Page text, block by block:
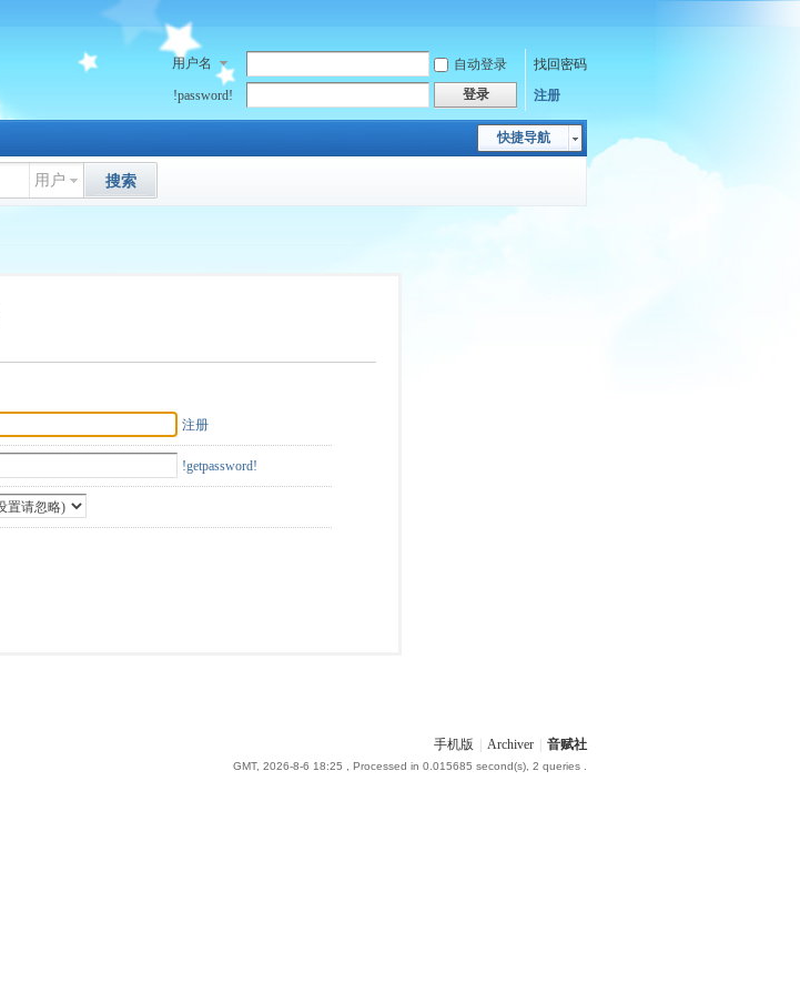
用户名 自动登录
找回密码
!password!
登录 注册
快捷导航
用户 搜索
注册
!getpassword!
手机版 Archiver 音赋社
GMT, 2026-8-6 18:25 , Processed in 0.015685 second(s), 2 queries .